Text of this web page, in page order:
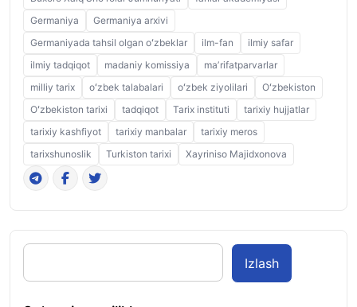
Germaniya
Germaniya arxivi
Germaniyada tahsil olgan oʻzbeklar
ilm-fan
ilmiy safar
ilmiy tadqiqot
madaniy komissiya
maʼrifatparvarlar
milliy tarix
oʻzbek talabalari oʻzbek ziyolilari
Oʻzbekiston
Oʻzbekiston tarixi
tadqiqot Tarix instituti
tarixiy hujjatlar
tarixiy kashfiyot
tarixiy manbalar
tarixiy meros
tarixshunoslik
Turkiston tarixi Xayriniso Majidxonova
Izlash